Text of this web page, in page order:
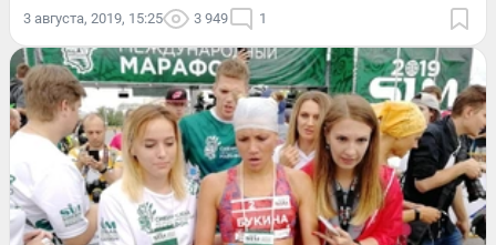
3 августа, 2019, 15:25 3 949 1